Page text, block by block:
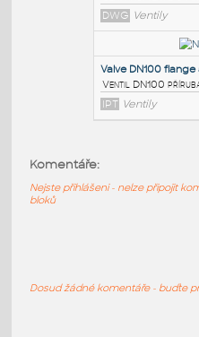
UV2x6 DN100:
Uzavírací
DWG Ventily
Uzavírací
Ventil DN100
Komentáře:
Nejste přihlášeni - nelze připojit
bloků
Dosud žádné komentáře - buďte